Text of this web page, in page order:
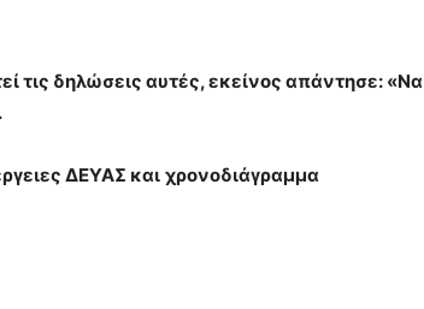
τις δηλώσεις αυτές, εκείνος απάντησε: «Να
ΔΕΥΑΣ και χρονοδιάγραμμα